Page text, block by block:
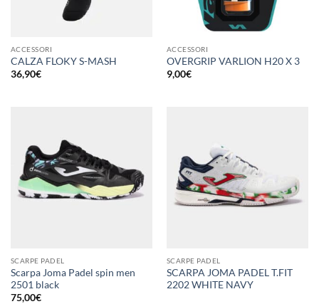
ACCESSORI
CALZA FLOKY S-MASH
36,90€
ACCESSORI
OVERGRIP VARLION H20 X 3
9,00€
SCARPE PADEL
Scarpa Joma Padel spin men
2501 black
75,00€
SCARPE PADEL
SCARPA JOMA PADEL T.FIT
2202 WHITE NAVY